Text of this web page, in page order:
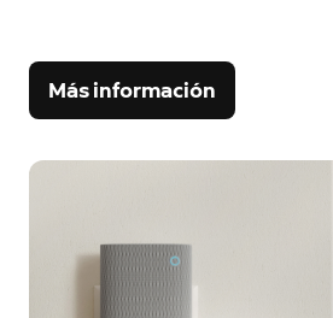
Más información